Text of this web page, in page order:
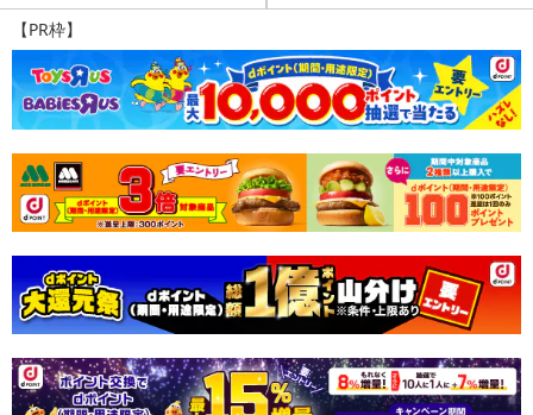
伝票番号がマイページに表示されない場合もございます。
【配送日時の指定について】
※配送日時の指定が可能な商品の場合、商品によってご指定できる
配送日、配送時間が異なる可能性がございます。
カート機能をご利用の場合は、配送日時指定をご利用いただけませ
ん。
【PR枠】